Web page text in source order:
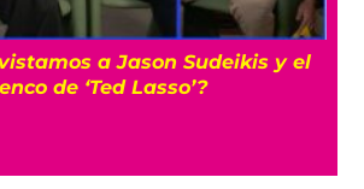
sería el elegido para los
el MCU con Samara Weaving